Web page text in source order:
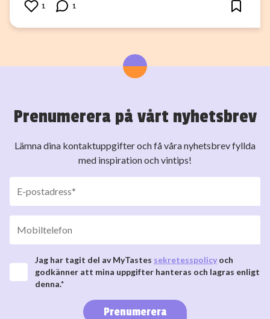
1 1
Prenumerera på vårt nyhetsbrev
Lämna dina kontaktuppgifter och få våra nyhetsbrev fyllda
med inspiration och vintips!
Jag har tagit del av MyTastes sekretesspolicy och
godkänner att mina uppgifter hanteras och lagras enligt
denna.*
Prenumerera